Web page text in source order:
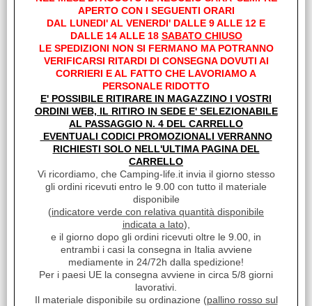
Modulo di direzione posteriore a Led Diam. 95x80.4mm
Luci di Direzione:
-Posteriori-
Lampada Caratteristiche Dim.mm
Applicazione
specifica
Diam
95x80.4
Di serie su Laika, Arca, C.i., Trigano, Sea
I clienti che hanno acquistato questo prodotto,
hanno scelto anche questi articoli
APERTO CON I SEGUENTI ORARI
DAL LUNEDI' AL VENERDI' DALLE 9 ALLE 12 E
DALLE 14 ALLE 18 SABATO CHIUSO
LE SPEDIZIONI NON SI FERMANO MA POTRANNO
VERIFICARSI RITARDI DI CONSEGNA DOVUTI AI
CORRIERI E AL FATTO CHE LAVORIAMO A
PERSONALE RIDOTTO
E' POSSIBILE RITIRARE IN MAGAZZINO I VOSTRI
ORDINI WEB, IL RITIRO IN SEDE E' SELEZIONABILE
AL PASSAGGIO N. 4 DEL CARRELLO
EVENTUALI CODICI PROMOZIONALI VERRANNO
RICHIESTI SOLO NELL'ULTIMA PAGINA DEL
CARRELLO
Vi ricordiamo, che Camping-life.it invia il giorno stesso
gli ordini ricevuti entro le 9.00 con tutto il materiale
disponibile
(indicatore verde con relativa quantità disponibile
indicata a lato),
e il giorno dopo gli ordini ricevuti oltre le 9.00, in
entrambi i casi la consegna in Italia avviene
mediamente in 24/72h dalla spedizione!
Per i paesi UE la consegna avviene in circa 5/8 giorni
lavorativi.
Il materiale disponibile su ordinazione (pallino rosso sul